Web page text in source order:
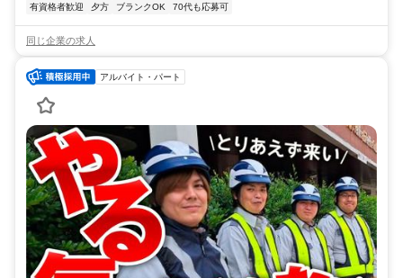
有資格者歓迎
夕方 ブランクOK 70代も応募可
同じ企業の求人
アルバイト・パート